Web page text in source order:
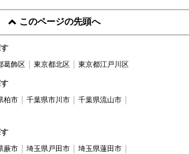
このページの先頭へ
葛飾区 東京都北区 東京都江戸川区
柏市 千葉県市川市
千葉県流山市
蕨市 埼玉県戸田市
埼玉県蓮田市